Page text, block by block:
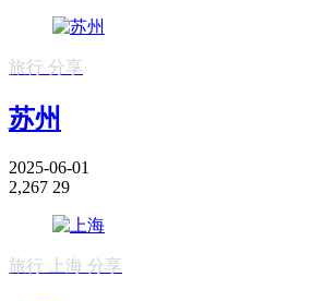
旅行 分享
苏州
2025-06-01
2,267 29
旅行 上海 分享